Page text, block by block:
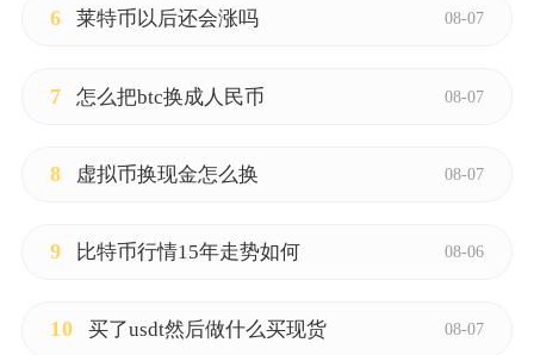
6 莱特币以后还会涨吗 08-07
7 怎么把btc换成人民币 08-07
8 虚拟币换现金怎么换 08-07
9 比特币行情15年走势如何 08-06
10 买了usdt然后做什么买现货 08-07